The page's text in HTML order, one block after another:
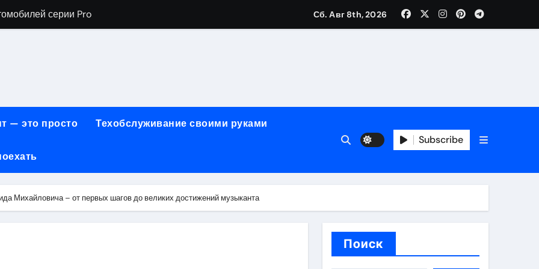
обслуживания BMW
маркировки товаров
онлайн-образования
автомобилей с использованием оригинальных запчастей производителя и сокращением сроков выполнения
годов
Сб. Авг 8th, 2026
— это просто Техобслуживание своими руками
Subscribe
Михайловича – от первых шагов до великих достижений музыканта
Поиск